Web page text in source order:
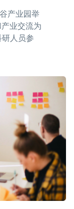
产业园举
业交流为
人员参